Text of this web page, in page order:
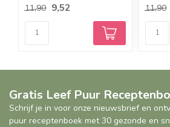
11,90 9,52
11,90
Gratis Leef Puur
Schrijf je in voor onze nieuwsbrief en
puur receptenboek met 30 gezonde en